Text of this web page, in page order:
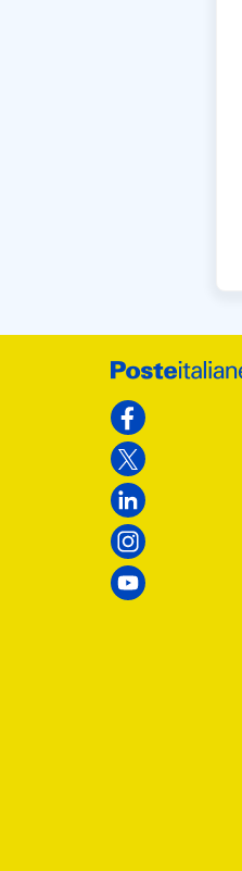
Footer
Poste
Italiane